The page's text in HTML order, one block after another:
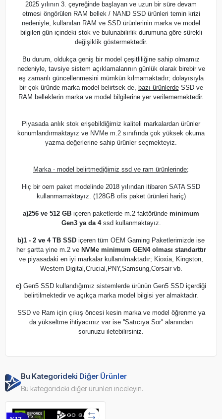
2025 yılının 3. çeyreğinde başlayan ve uzun bir süre devam
etmesi öngörülen RAM bellek / NAND SSD ürünleri temin krizi
nedeniyle, kullanılan RAM ve SSD ürünlerinin marka ve model
bilgileri gün içindeki stok ve bulunabilirlik durumuna göre sürekli
değişiklik göstermektedir.
Bu durum, oldukça geniş bir model çeşitliliğine sahip olmamız
nedeniyle, tavsiye sistem açıklamalarının günlük olarak birebir ve
eş zamanlı güncellenmesini mümkün kılmamaktadır; dolayısıyla
bir çok üründe marka model belirtsek de, bazı ürünlerdeSSD ve
RAM belleklerin marka ve model bilgilerine yer verilememektedir.
Piyasada anlık stok erişebildiğimiz kaliteli markalardan ürünler
konumlandırmaktayız ve NVMe m.2 sınıfında çok yüksek okuma
yazma değerlerine sahip ürünler seçmekteyiz.
Marka - model belirtmediğimiz ssd ve ram ürünlerinde;
Hiç bir oem paket modelinde 2018 yılından itibaren SATA SSD
kullanmamaktayız. (128GB ofis paket ürünleri hariç)
a)256 ve 512 GB içeren paketlerde m.2 faktöründe minimum
Gen3 ya da 4ssd kullanmaktayız.
b)1 - 2 ve 4 TB SSD içeren tüm OEM Gaming Paketlerimizde ise
her şartta yine m.2 ve NVMe minimum GEN4 olması standarttır
ve piyasadaki en iyi markalar kullanılmaktadır; Kioxia, Kingston,
Western Digital,Crucial,PNY,Samsung,Corsair vb.
c) Gen5 SSD kullandığımız sistemlerde ürünün Gen5 SSD içerdiği
belirtilmektedir ve açıkça marka model bilgisi yer almaktadır.
SSD ve Ram için çıkış öncesi kesin marka ve model öğrenme ya
da yükseltme ihtiyacınız var ise ''Satıcıya Sor'' alanından
sorunuzu iletebilirsiniz.
Bu Kategorideki Diğer Ürünler
Bu kategorideki diğer ürünleri inceleyin.